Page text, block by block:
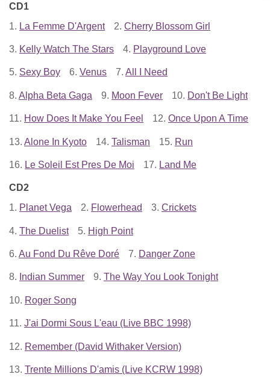
CD1
1. La Femme D'Argent 2. Cherry Blossom Girl
3. Kelly Watch The Stars 4. Playground Love
5. Sexy Boy 6. Venus 7. All I Need
8. Alpha Beta Gaga 9. Moon Fever 10. Don't Be Light
11. How Does It Make You Feel 12. Once Upon A Time
13. Alone In Kyoto 14. Talisman 15. Run
16. Le Soleil Est Pres De Moi 17. Land Me
CD2
1. Planet Vega 2. Flowerhead 3. Crickets
4. The Duelist 5. High Point
6. Au Fond Du Rêve Doré 7. Danger Zone
8. Indian Summer 9. The Way You Look Tonight
10. Roger Song
11. J'ai Dormi Sous L'eau (Live BBC 1998)
12. Remember (David Withaker Version)
13. Trente Millions D'amis (Live KCRW 1998)